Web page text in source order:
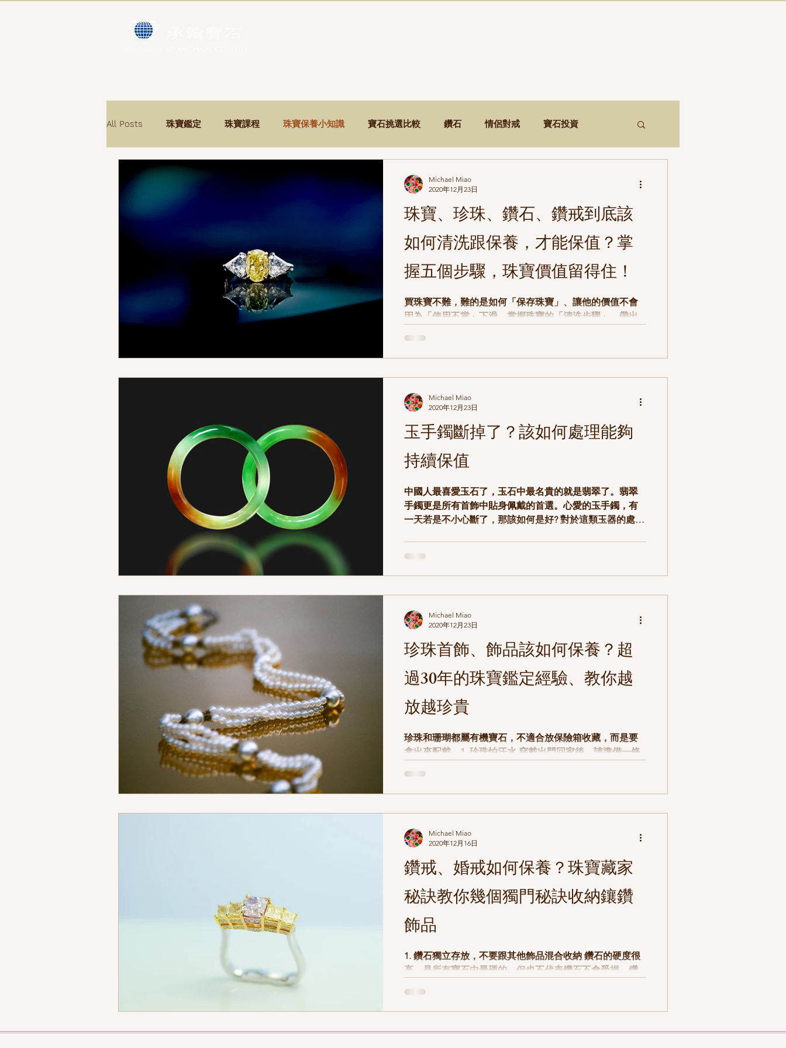
All Posts 珠寶鑑定 珠寶課程 珠寶保養小知識 寶石挑選比較 鑽石 情侶對戒 寶石投資
珠寶、珍珠、鑽石、鑽戒到底該
如何清洗跟保養，才能保值？掌
握五個步驟，珠寶價值留得住！
買珠寶不難，難的是如何「保存珠寶」、讓他的價值不會
因為「使用不當」下滑，掌握珠寶的「清洗步驟」，帶出
劑清洗 這邊有一個很重要的重點，「千萬不能在洗手台
上」清洗，很多狀況都是不小心手滑、水流變強，價值百
Michael Miao
2020年12月23日
玉手鐲斷掉了？該如何處理能夠
持續保值
中國人最喜愛玉石了，玉石中最名貴的就是翡翠了。翡翠
手鐲更是所有首飾中貼身佩戴的首選。心愛的玉手鐲，有
一天若是不小心斷了，那該如何是好? 對於這類玉器的處理
師，加上小飾
Michael Miao
2020年12月23日
珍珠首飾、飾品該如何保養？超
過30年的珠寶鑑定經驗、教你越
放越珍貴
珍珠和珊瑚都屬有機寶石，不適合放保險箱收藏，而是要
拿出來配戴。1. 珍珠怕汗水 穿戴出門回家後，請準備一條
風乾後保存 2. 避免接觸化學物質 化完妝、噴完髮膠跟香水
後，再配戴珍珠，才不會造成珍珠表面侵蝕受損 3. 一定要
Michael Miao
2020年12月23日
鑽戒、婚戒如何保養？珠寶藏家
秘訣教你幾個獨門秘訣收納鑲鑽
飾品
1. 鑽石獨立存放，不要跟其他飾品混合收納 鑽石的硬度很
高，是所有寶石中最硬的，但也不代表鑽石不會受損，鑽
品，有可能導致鑲嵌受損或鬆脫，所以建議將鑽石獨立放
在首飾盒內2. 使用夾鏈袋，必秒刮花及碰到化學物質用夾
Michael Miao
2020年12月16日